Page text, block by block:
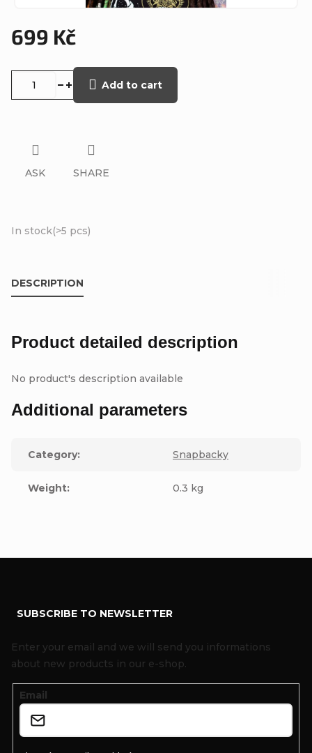
699 Kč
In stock(>5 pcs)
Add to cart
ASK SHARE
DESCRIPTION
Product detailed description
No product's description available
Additional parameters
Category: Snapbacky
Weight: 0.3 kg
SUBSCRIBE TO NEWSLETTER
Enter your email and we will send you informations
about new products in our e-shop.
Email